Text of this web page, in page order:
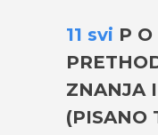
11 svi P
ZNANJA
(PISANO